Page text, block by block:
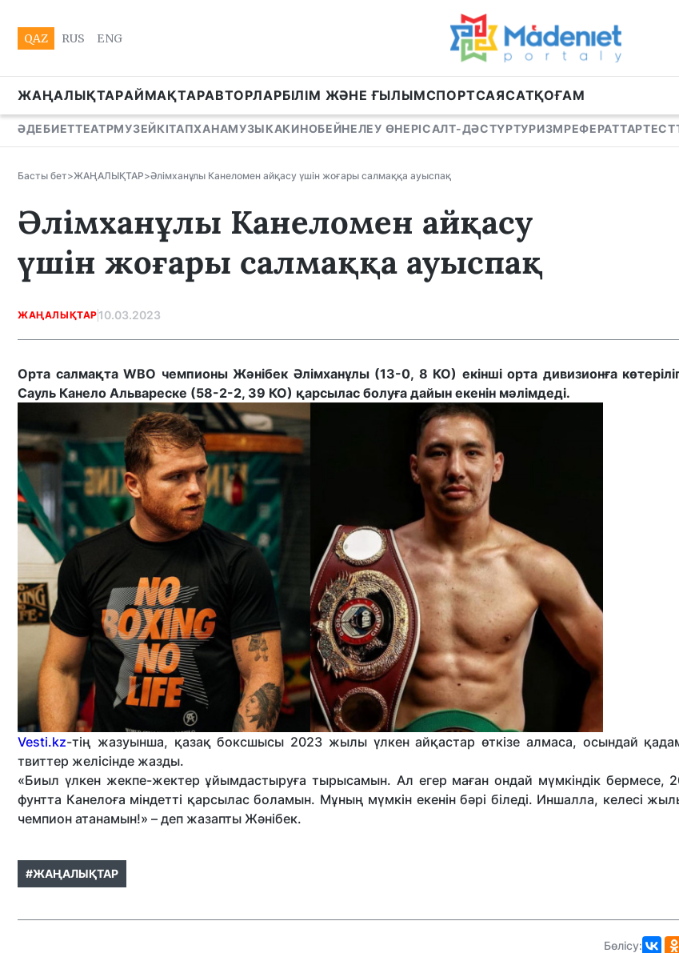
QAZ RUS ENG
ЖАҢАЛЫҚТАРАЙМАҚТАРАВТОРЛАРБІЛІМ ЖӘНЕ ҒЫЛЫМСПОРТСАЯСАТҚОҒАМ
ӘДЕБИЕТТЕАТРМУЗЕЙКІТАПХАНАМУЗЫКАКИНОБЕЙНЕЛЕУ ӨНЕРІСАЛТ-ДӘСТҮРТУРИЗМРЕФЕРАТТАР
Басты бет>ЖАҢАЛЫҚТАР>Әлімханұлы Канеломен айқасу үшін жоғары cалмаққа ауыспақ
Әлімханұлы Канеломен айқасу
үшін жоғары cалмаққа ауыспақ
ЖАҢАЛЫҚТАР 10.03.2023
Орта салмақта WBO чемпионы Жәнібек Әлімханұлы (13-0, 8 КО) екінші орта дивизионға
Сауль Канело Альвареске (58-2-2, 39 КО) қарсылас болуға дайын екенін мәлімдеді.
Vesti.kz-тің жазуынша, қазақ боксшысы 2023 жылы үлкен айқастар өткізе алмаса, осындай
твиттер желісінде жазды.
«Биыл үлкен жекпе-жектер ұйымдастыруға тырысамын. Ал егер маған ондай мүмкіндік бермесе,
фунтта Канелоға міндетті қарсылас боламын. Мұның мүмкін екенін бәрі біледі. Иншалла, келесі
чемпион атанамын!» – деп жазапты Жәнібек.
#ЖАҢАЛЫҚТАР
Бөлісу: